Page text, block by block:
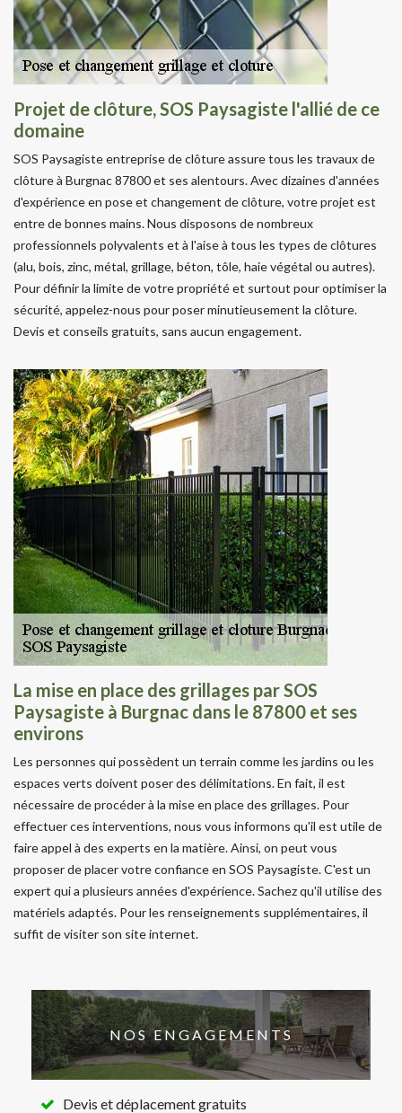
Projet de clôture, SOS Paysagiste l'allié de ce
domaine
SOS Paysagiste entreprise de clôture assure tous les travaux de
clôture à Burgnac 87800 et ses alentours. Avec dizaines d'années
d'expérience en pose et changement de clôture, votre projet est
entre de bonnes mains. Nous disposons de nombreux
professionnels polyvalents et à l'aise à tous les types de clôtures
(alu, bois, zinc, métal, grillage, béton, tôle, haie végétal ou autres).
Pour définir la limite de votre propriété et surtout pour optimiser la
sécurité, appelez-nous pour poser minutieusement la clôture.
Devis et conseils gratuits, sans aucun engagement.
La mise en place des grillages par SOS
Paysagiste à Burgnac dans le 87800 et ses
environs
Les personnes qui possèdent un terrain comme les jardins ou les
espaces verts doivent poser des délimitations. En fait, il est
nécessaire de procéder à la mise en place des grillages. Pour
effectuer ces interventions, nous vous informons qu'il est utile de
faire appel à des experts en la matière. Ainsi, on peut vous
proposer de placer votre confiance en SOS Paysagiste. C'est un
expert qui a plusieurs années d'expérience. Sachez qu'il utilise des
matériels adaptés. Pour les renseignements supplémentaires, il
suffit de visiter son site internet.
NOS ENGAGEMENTS
Devis et déplacement gratuits